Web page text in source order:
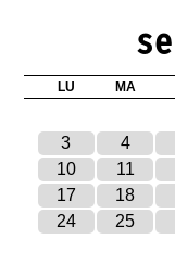
LU MA
3
4
10
11
17
18
24
25